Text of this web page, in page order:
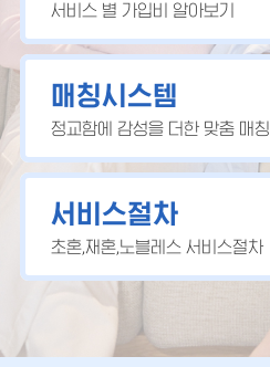
서비스 별 가입비 알아보기
매칭시스템
정교함에 감성을 더한 맞춤 매칭
서비스절차
초혼,재혼,노블레스 서비스절차